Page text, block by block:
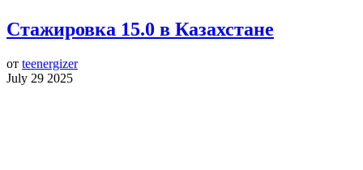
Стажировка 15.0 в Казахстане
от teenergizer
July 29 2025